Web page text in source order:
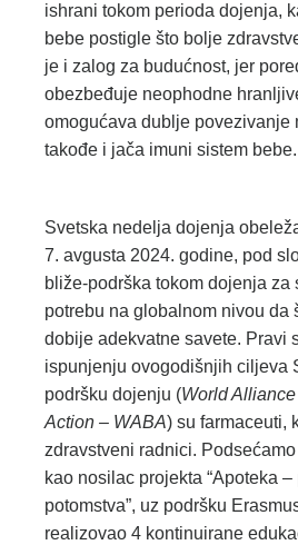
ishrani tokom perioda dojenja,
bebe postigle što bolje
je i zalog za budućnost, jer
obezbeđuje neophodne
omogućava dublje povezivanje
takođe i jača imuni sistem bebe.
Svetska nedelja dojenja
7. avgusta 2024. godine, pod
bliže-podrška tokom dojenja za
potrebu na globalnom nivou da
dobije adekvatne savete. Pravi
ispunjenju ovogodišnjih ciljeva
podršku dojenju (World
Action – WABA) su farmaceuti,
zdravstveni radnici.
kao nosilac projekta “Apoteka
potomstva”, uz podršku
realizovao 4 kontinuirane